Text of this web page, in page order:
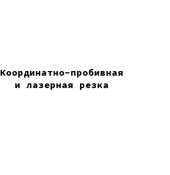
Координатно-пробивная
и лазерная резка